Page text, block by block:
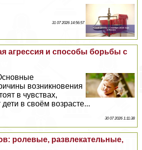
31 07 2026 14:56:57
агрессия и способы борьбы с
возникновения
в чувствах,
в своём возрасте...
30 07 2026 1:11:38
ролевые, развлекательные,